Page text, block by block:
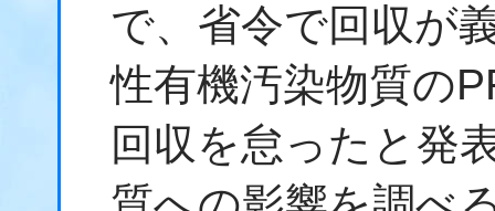
で、省令で回収が
性有機汚染物質の
回収を怠ったと発